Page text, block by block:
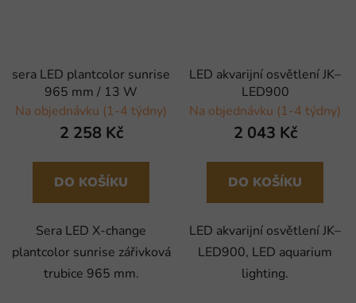
sera LED plantcolor sunrise
965 mm / 13 W
Na objednávku (1-4 týdny)
2 258 Kč
DO KOŠÍKU
Sera LED X-change
plantcolor sunrise zářivková
trubice 965 mm.
LED akvarijní osvětlení JK–
LED900
Na objednávku (1-4 týdny)
2 043 Kč
DO KOŠÍKU
LED akvarijní osvětlení JK–
LED900, LED aquarium
lighting.